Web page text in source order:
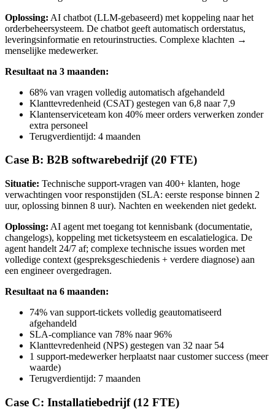
Oplossing: AI chatbot (LLM-gebaseerd) met koppeling naar het
orderbeheersysteem. De chatbot geeft automatisch orderstatus,
leveringsinformatie en retourinstructies. Complexe klachten →
menselijke medewerker.
Resultaat na 3 maanden:
68% van vragen volledig automatisch afgehandeld
Klanttevredenheid (CSAT) gestegen van 6,8 naar 7,9
Klantenserviceteam kon 40% meer orders verwerken zonder
extra personeel
Terugverdientijd: 4 maanden
Case B: B2B softwarebedrijf (20 FTE)
Situatie: Technische support-vragen van 400+ klanten, hoge
verwachtingen voor responstijden (SLA: eerste response binnen 2
uur, oplossing binnen 8 uur). Nachten en weekenden niet gedekt.
Oplossing: AI agent met toegang tot kennisbank (documentatie,
changelogs), koppeling met ticketsysteem en escalatielogica. De
agent handelt 24/7 af; complexe technische issues worden met
volledige context (gespreksgeschiedenis + verdere diagnose) aan
een engineer overgedragen.
Resultaat na 6 maanden:
74% van support-tickets volledig geautomatiseerd
afgehandeld
SLA-compliance van 78% naar 96%
Klanttevredenheid (NPS) gestegen van 32 naar 54
1 support-medewerker herplaatst naar customer success (meer
waarde)
Terugverdientijd: 7 maanden
Case C: Installatiebedrijf (12 FTE)